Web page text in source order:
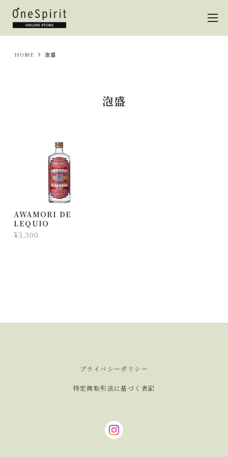
HOME 泡盛
泡盛
AWAMORI DE
LEQUIO
¥3,300
プライバシーポリシー
特定商取引法に基づく表記